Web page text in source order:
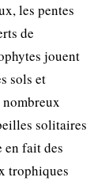
les pentes
de
jouent
sols et
solitaires
fait des
trophiques